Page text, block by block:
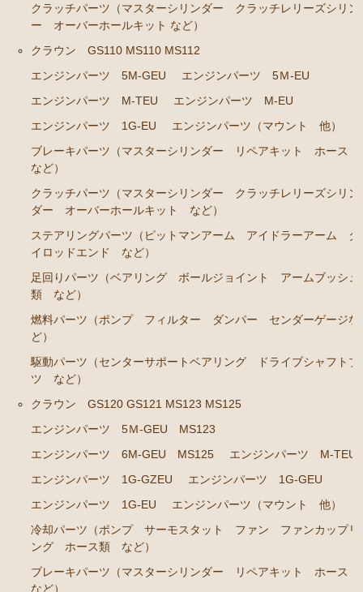
GX100 GX105
エンジンパーツ 2JZ-GE JZX101
エンジンパーツ 1G-FE GX100
クラッチパーツ（マスターシリンダー クラッチレリ
クラウン GS110 MS110 MS112
エンジンパーツ 5M-GEU
エンジンパーツ 5Ｍ-EU
エンジンパーツ M-TEU
エンジンパーツ M-EU
エンジンパーツ 1G-EU
エンジンパーツ（マウント 他）
ブレーキパーツ（マスターシリンダー リペアキッ
ト ホース など）
クラッチパーツ（マスターシリンダー クラッチレリ
ーズシリンダー オーバーホールキット など）
ステアリングパーツ（ピットマンアーム アイドラー
アーム タイロッドエンド など）
足回りパーツ（ベアリング ボールジョイント アー
ムブッシュ類 など）
燃料パーツ（ポンプ フィルター ダンパー センダ
ーゲージなど）
駆動パーツ（センターサポートベアリング ドライブ
シャフトブーツ など）
クラッチパーツ（マスターシリンダー クラッチレリーズシリン
ー オーバーホールキット など）
クラウン GS110 MS110 MS112
エンジンパーツ 5M-GEU
エンジンパーツ 5Ｍ-EU
エンジンパーツ M-TEU
エンジンパーツ M-EU
エンジンパーツ 1G-EU
エンジンパーツ（マウント 他）
ブレーキパーツ（マスターシリンダー リペアキット ホース
など）
クラッチパーツ（マスターシリンダー クラッチレリーズシリン
ダー オーバーホールキット など）
ステアリングパーツ（ピットマンアーム アイドラーアーム タ
イロッドエンド など）
足回りパーツ（ベアリング ボールジョイント アームブッシュ
類 など）
燃料パーツ（ポンプ フィルター ダンパー センダーゲージな
ど）
駆動パーツ（センターサポートベアリング ドライブシャフトブ
ツ など）
クラウン GS120 GS121 MS123 MS125
エンジンパーツ 5Ｍ-GEU MS123
エンジンパーツ 6M-GEU MS125
エンジンパーツ M-TEU
エンジンパーツ 1G-GZEU
エンジンパーツ 1G-GEU
エンジンパーツ 1G-EU
エンジンパーツ（マウント 他）
冷却パーツ（ポンプ サーモスタット ファン ファンカップリ
ング ホース類 など）
ブレーキパーツ（マスターシリンダー リペアキット ホース
など）